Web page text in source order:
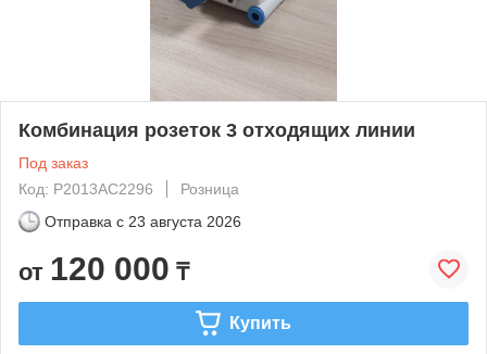
Комбинация розеток 3 отходящих линии
Под заказ
Код: P2013AC2296
Розница
Отправка с 23 августа 2026
от 120 000 ₸
Купить